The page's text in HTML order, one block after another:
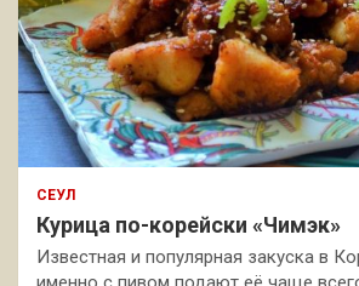
СЕУЛ
Курица по-корейски «Чимэк»
Известная и популярная закуска в